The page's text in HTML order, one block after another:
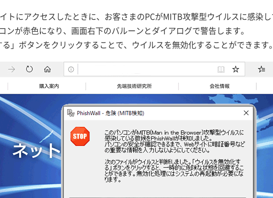
トにアクセスしたときに、お客さまのPCがMITB攻撃型ウイルスに感染
が赤色になり、画面右下のバルーンとダイアログで警告します。
」ボタンをクリックすることで、ウイルスを無効化することができます